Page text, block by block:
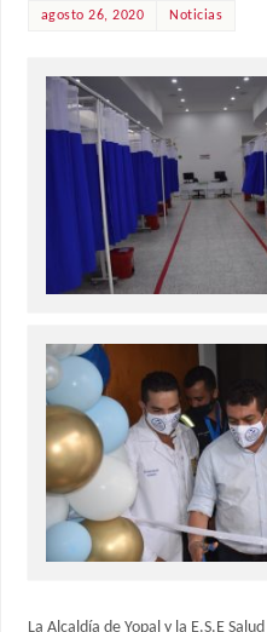
agosto 26, 2020 Noticias
La Alcaldía de Yopal y la E.S.E